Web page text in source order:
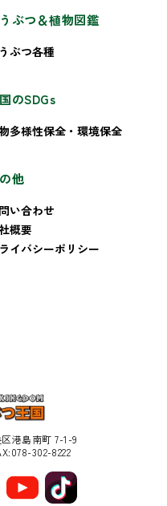
ぶつ＆植物図鑑
ぶつ各種
のSDGs
多様性保全・環境保全
他
い合わせ
概要
イバシーポリシー
港島南町 7-1-9
302-8222